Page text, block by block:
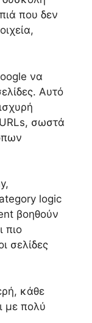
που δεν
να
Αυτό
σωστά
logic
βοηθούν
πιο
σελίδες
κάθε
με πολύ